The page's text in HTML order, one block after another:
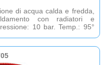
di acqua calda e fredda,
con radiatori e
10 bar. Temp.: 95°